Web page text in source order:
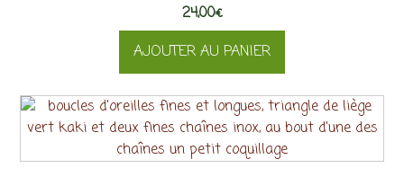
24,00€
AJOUTER AU PANIER